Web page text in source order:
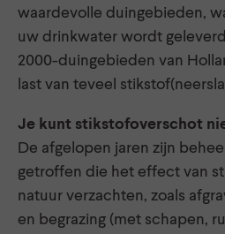
waardevolle duingebieden,
uw drinkwater wordt
2000-duingebieden van
last van teveel
Je kunt stikstofoverschot
De afgelopen jaren zijn
getroffen die het effect van
natuur verzachten, zoals
en begrazing (met schapen,